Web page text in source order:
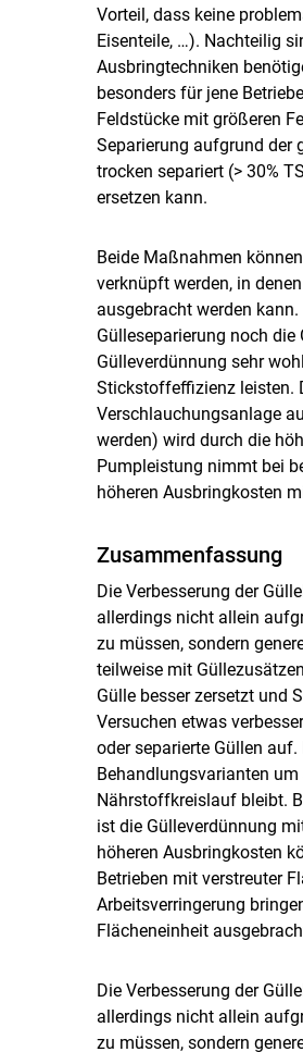
Vorteil, dass keine
Eisenteile, …). Nachteilig
Ausbringtechniken
besonders für jene
Feldstücke mit größeren
Separierung aufgrund der
trocken separiert (> 30%
ersetzen kann.
Beide Maßnahmen
verknüpft werden, in
ausgebracht werden
Gülleseparierung noch
Gülleverdünnung sehr
Stickstoffeffizienz leisten.
Verschlauchungsanlage
werden) wird durch die
Pumpleistung nimmt bei
höheren Ausbringkosten
Zusammenfassung
Die Verbesserung der
allerdings nicht allein
zu müssen, sondern
teilweise mit
Gülle besser zersetzt und
Versuchen etwas
oder separierte Güllen
Behandlungsvarianten
Nährstoffkreislauf bleibt.
ist die Gülleverdünnung
höheren Ausbringkosten
Betrieben mit verstreuter
Arbeitsverringerung
Flächeneinheit
Die Verbesserung der
allerdings nicht allein
zu müssen, sondern